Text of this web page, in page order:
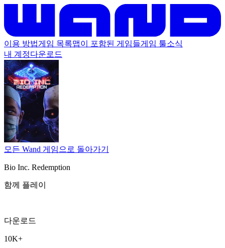
이용 방법게임 목록맵이 포함된 게임들게임 툴소식
내 계정다운로드
모든 Wand 게임으로 돌아가기
Bio Inc. Redemption
함께 플레이
다운로드
10K+